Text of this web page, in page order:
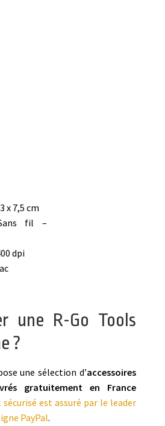
x 7,5 cm
fil –
dpi
une R-Go Tools
?
une sélection d’accessoires
gratuitement en France
est assuré par le leader
PayPal.